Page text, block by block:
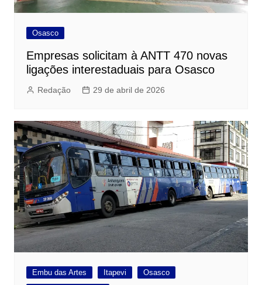
Osasco
Empresas solicitam à ANTT 470 novas
ligações interestaduais para Osasco
Redação 29 de abril de 2026
Embu das Artes Itapevi
Osasco